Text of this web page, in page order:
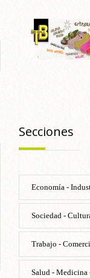
Secciones
Economía -
Sociedad -
Trabajo -
Salud - Medicina